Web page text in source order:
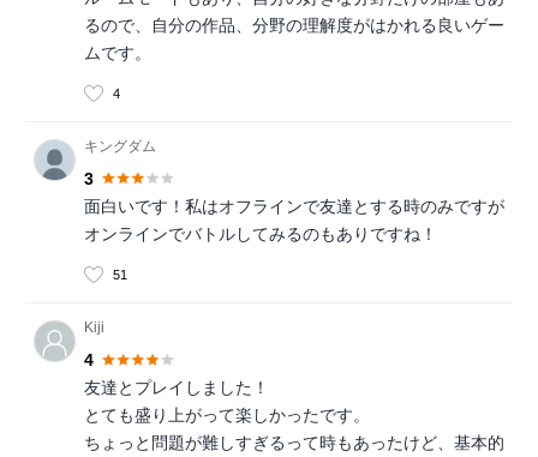
るので、自分の作品、分野の理解度がはかれる良いゲー
ムです。
4
キングダム
3
面白いです！私はオフラインで友達とする時のみですが
オンラインでバトルしてみるのもありですね！
51
Kiji
4
友達とプレイしました！
とても盛り上がって楽しかったです。
ちょっと問題が難しすぎるって時もあったけど、基本的